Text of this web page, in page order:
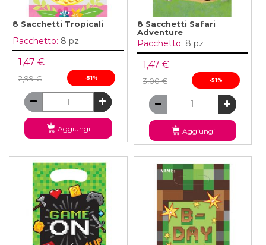
8 Sacchetti Tropicali
Pacchetto: 8 pz
1,47 €
2,99 € -51%
Aggiungi
8 Sacchetti Safari
Adventure
Pacchetto: 8 pz
1,47 €
3,00 € -51%
Aggiungi